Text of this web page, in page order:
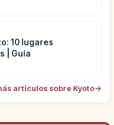
10 lugares
| Guía
artículos sobre Kyoto→